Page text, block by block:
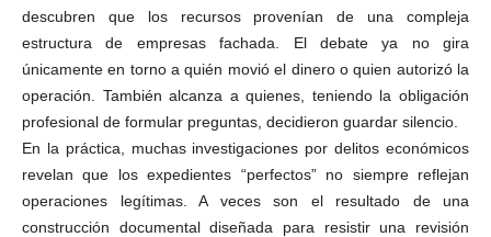
descubren que los recursos provenían de una compleja
estructura de empresas fachada. El debate ya no gira
únicamente en torno a quién movió el dinero o quien autorizó la
operación. También alcanza a quienes, teniendo la obligación
profesional de formular preguntas, decidieron guardar silencio.
En la práctica, muchas investigaciones por delitos económicos
revelan que los expedientes “perfectos” no siempre reflejan
operaciones legítimas. A veces son el resultado de una
construcción documental diseñada para resistir una revisión